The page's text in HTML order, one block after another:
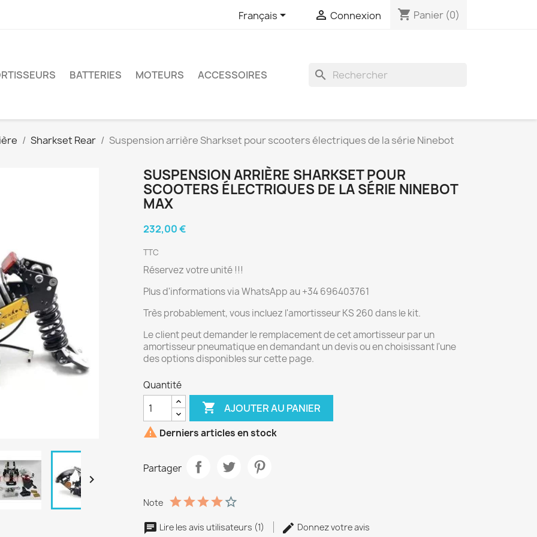
Français  Connexion shopping_cart Panier (0)
BATTERIES MOTEURS ACCESSOIRES search
Sharkset Rear Suspension arrière Sharkset pour scooters électriques de la série Ninebot

SUSPENSION ARRIÈRE SHARKSET POUR
SCOOTERS ÉLECTRIQUES DE LA SÉRIE NINEBOT
MAX
232,00 €
TTC
Réservez votre unité !!!
Plus d'informations via WhatsApp au +34 696403761
Très probablement, vous incluez l'amortisseur KS 260 dans le kit.
Le client peut demander le remplacement de cet amortisseur par un
amortisseur pneumatique en demandant un devis ou en choisissant l'une
des options disponibles sur cette page.
Quantité
 AJOUTER AU PANIER
 Derniers articles en stock
Partager
Note
Lire les avis utilisateurs (1) Donnez votre avis